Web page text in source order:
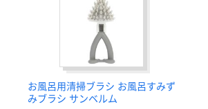
お風呂用清掃ブラシ お風呂すみず
みブラシ サンベルム